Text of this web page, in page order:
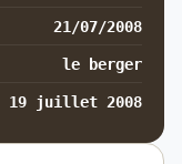
21/07/2008
le berger
19 juillet 2008